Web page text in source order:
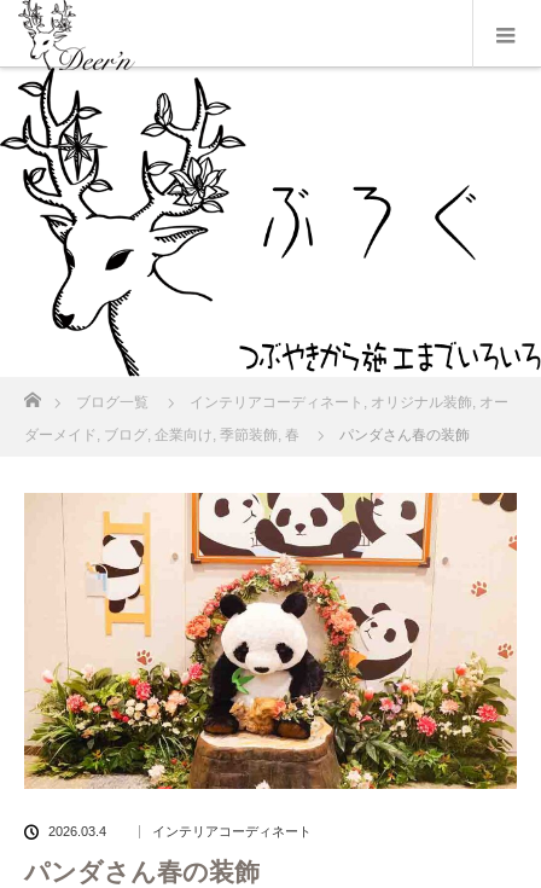
ブログ一覧 インテリアコーディネート , オリジナル装飾, オー
ダーメイド , ブログ, 企業向け, 季節装飾, 春 パンダさん春の装飾
2026.03.4 インテリアコーディネート
パンダさん春の装飾